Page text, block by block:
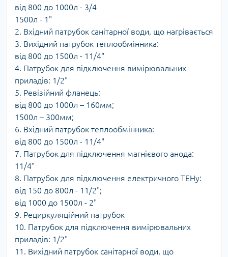
від 800 до 1000л - 3/4
1500л - 1"
2. Вхідний патрубок санітарної води, що нагрівається
3. Вихідний патрубок теплообмінника:
від 800 до 1500л - 11/4"
4. Патрубок для підключення вимірювальних
приладів: 1/2"
5. Ревізійний фланець:
від 800 до 1000л – 160мм;
1500л – 300мм;
6. Вхідний патрубок теплообмінника:
від 800 до 1500л - 11/4"
7. Патрубок для підключення магнієвого анода:
11/4"
8. Патрубок для підключення електричного ТЕНу:
від 150 до 800л - 11/2";
від 1000 до 1500л - 2"
9. Рециркуляційний патрубок
10. Патрубок для підключення вимірювальних
приладів: 1/2"
11. Вихідний патрубок санітарної води, що